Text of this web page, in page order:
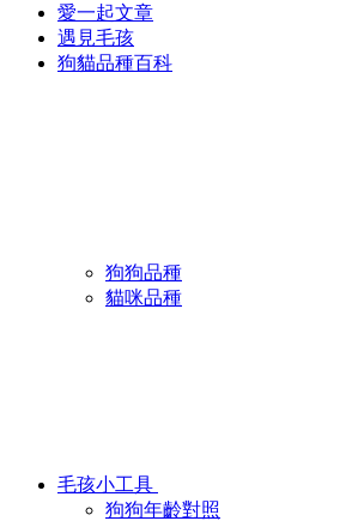
愛一起文章
遇見毛孩
狗貓品種百科
狗狗品種
貓咪品種
毛孩小工具
狗狗年齡對照